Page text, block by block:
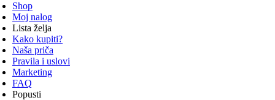
Shop
Moj nalog
Lista želja
Kako kupiti?
Naša priča
Pravila i uslovi
Marketing
FAQ
Popusti